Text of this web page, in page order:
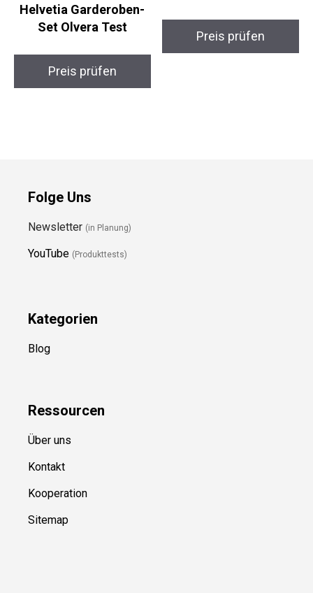
Helvetia Garderoben-
Set Olvera Test
Preis prüfen
Preis prüfen
Folge Uns
Newsletter (in Planung)
YouTube (Produkttests)
Kategorien
Blog
Ressourcen
Über uns
Kontakt
Kooperation
Sitemap